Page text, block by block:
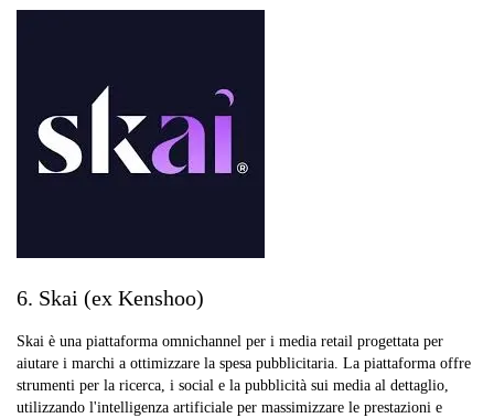
6. Skai (ex Kenshoo)
Skai è una piattaforma omnichannel per i media retail progettata per
aiutare i marchi a ottimizzare la spesa pubblicitaria. La piattaforma offre
strumenti per la ricerca, i social e la pubblicità sui media al dettaglio,
utilizzando l'intelligenza artificiale per massimizzare le prestazioni e